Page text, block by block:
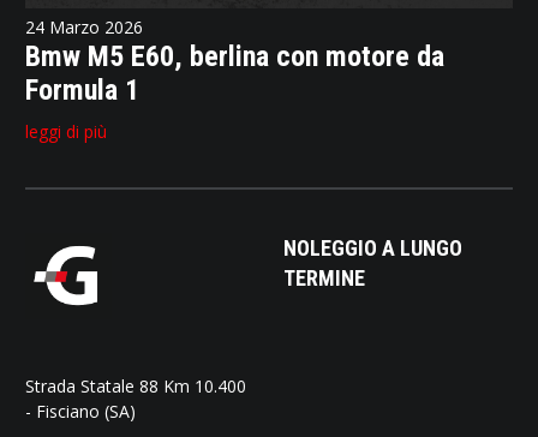
24 Marzo 2026
Bmw M5 E60, berlina con motore da
Formula 1
leggi di più
Strada Statale 88 Km 10.400
- Fisciano (SA)
NOLEGGIO A LUNGO
TERMINE